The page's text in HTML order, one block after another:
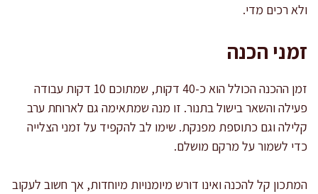
ולא רכים מדי.
זמני הכנה
זמן ההכנה הכולל הוא כ-40 דקות, שמתוכם 10 דקות עבודה
פעילה והשאר בישול בתנור. זו מנה שמתאימה גם לארוחת ערב
קלילה וגם כתוספת מפנקת. שימו לב להקפיד על זמני הצלייה
כדי לשמור על מרקם מושלם.
המתכון קל להכנה ואינו דורש מיומנויות מיוחדות, אך חשוב לעקוב